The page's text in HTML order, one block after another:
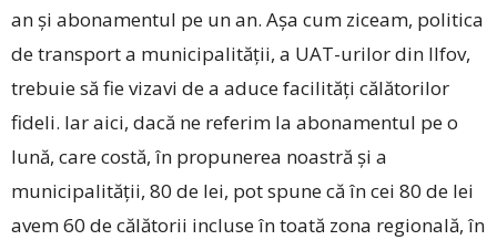
an şi abonamentul pe un an. Aşa cum ziceam, politica
de transport a municipalităţii, a UAT-urilor din Ilfov,
trebuie să fie vizavi de a aduce facilităţi călătorilor
fideli. Iar aici, dacă ne referim la abonamentul pe o
lună, care costă, în propunerea noastră şi a
municipalităţii, 80 de lei, pot spune că în cei 80 de lei
avem 60 de călătorii incluse în toată zona regională, în